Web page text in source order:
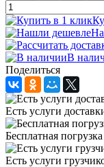
В
Поделиться
Есть услуги
Бесплатная
Есть услуги